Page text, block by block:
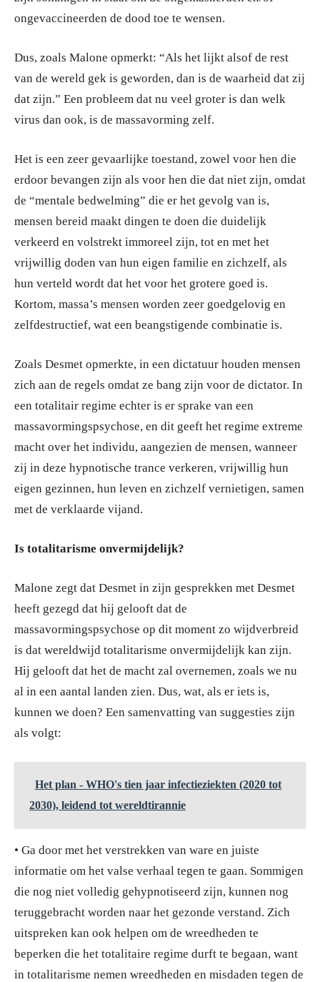
ongevaccineerden de dood toe te wensen.
Dus, zoals Malone opmerkt: “Als het lijkt alsof de rest
van de wereld gek is geworden, dan is de waarheid dat zij
dat zijn.” Een probleem dat nu veel groter is dan welk
virus dan ook, is de massavorming zelf.
Het is een zeer gevaarlijke toestand, zowel voor hen die
erdoor bevangen zijn als voor hen die dat niet zijn, omdat
de “mentale bedwelming” die er het gevolg van is,
mensen bereid maakt dingen te doen die duidelijk
verkeerd en volstrekt immoreel zijn, tot en met het
vrijwillig doden van hun eigen familie en zichzelf, als
hun verteld wordt dat het voor het grotere goed is.
Kortom, massa’s mensen worden zeer goedgelovig en
zelfdestructief, wat een beangstigende combinatie is.
Zoals Desmet opmerkte, in een dictatuur houden mensen
zich aan de regels omdat ze bang zijn voor de dictator. In
een totalitair regime echter is er sprake van een
massavormingspsychose, en dit geeft het regime extreme
macht over het individu, aangezien de mensen, wanneer
zij in deze hypnotische trance verkeren, vrijwillig hun
eigen gezinnen, hun leven en zichzelf vernietigen, samen
met de verklaarde vijand.
Is totalitarisme onvermijdelijk?
Malone zegt dat Desmet in zijn gesprekken met Desmet
heeft gezegd dat hij gelooft dat de
massavormingspsychose op dit moment zo wijdverbreid
is dat wereldwijd totalitarisme onvermijdelijk kan zijn.
Hij gelooft dat het de macht zal overnemen, zoals we nu
al in een aantal landen zien. Dus, wat, als er iets is,
kunnen we doen? Een samenvatting van suggesties zijn
als volgt:
Het plan - WHO's tien jaar infectieziekten (2020 tot
2030), leidend tot wereldtirannie
• Ga door met het verstrekken van ware en juiste
informatie om het valse verhaal tegen te gaan. Sommigen
die nog niet volledig gehypnotiseerd zijn, kunnen nog
teruggebracht worden naar het gezonde verstand. Zich
uitspreken kan ook helpen om de wreedheden te
beperken die het totalitaire regime durft te begaan, want
in totalitarisme nemen wreedheden en misdaden tegen de